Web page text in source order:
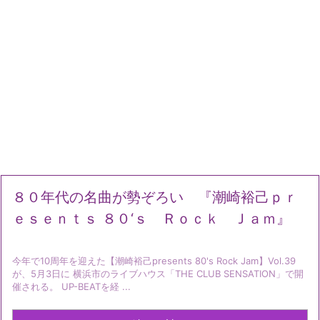
８０年代の名曲が勢ぞろい 『潮崎裕己ｐｒ
ｅｓｅｎｔｓ ８０‘ｓ Ｒｏｃｋ Ｊａｍ』
今年で10周年を迎えた【潮崎裕己presents 80's Rock Jam】Vol.39
が、5月3日に 横浜市のライブハウス「THE CLUB SENSATION」で開
催される。 UP-BEATを経 ...